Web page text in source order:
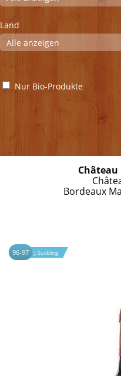
Land
Nur Bio-Produkte
Château
Bordeaux
96-97 J. Suckling